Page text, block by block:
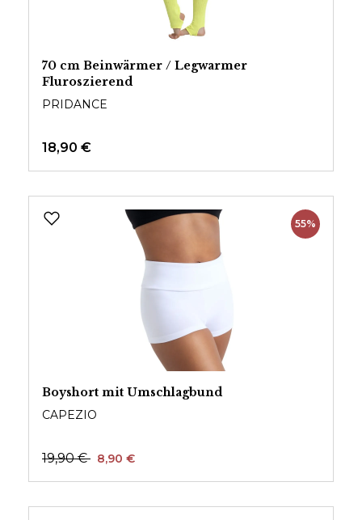
70 cm Beinwärmer / Legwarmer
Fluroszierend
PRIDANCE
18,90 €
55%
Boyshort mit Umschlagbund
CAPEZIO
19,90 € 8,90 €